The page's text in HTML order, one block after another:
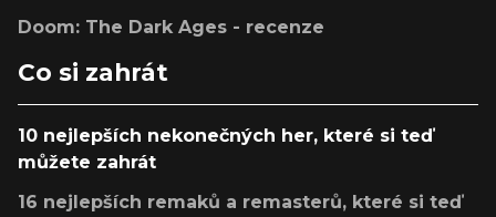
Doom: The Dark Ages - recenze
Co si zahrát
10 nejlepších nekonečných her, které si teď
můžete zahrát
16 nejlepších remaků a remasterů, které si teď